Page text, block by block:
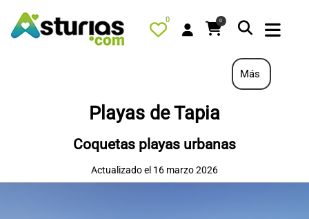
0 0
PORTADA
QUÉ HACER
ALOJAMIENTOS
Más
Playas de Tapia
Coquetas playas urbanas
Actualizado el 16 marzo 2026